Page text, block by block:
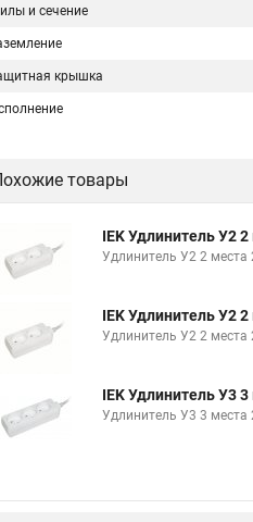
и сечение
крышка
товары
IEK Удлинитель У2
Удлинитель У2 2
IEK Удлинитель У2
Удлинитель У2 2
IEK Удлинитель У3
Удлинитель У3 3